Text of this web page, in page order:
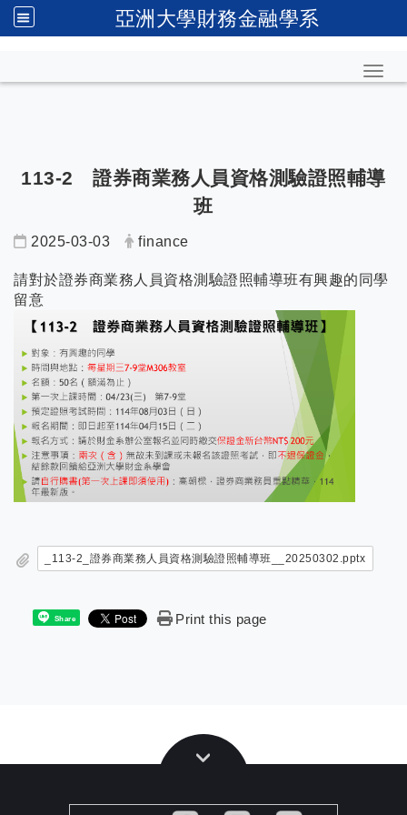
亞洲大學財務金融學系
113-2 證券商業務人員資格測驗證照輔導
班
2025-03-03 finance
請對於證券商業務人員資格測驗證照輔導班有興趣的同學
留意
_113-2_證券商業務人員資格測驗證照輔導班__20250302.pptx
Share Print this page